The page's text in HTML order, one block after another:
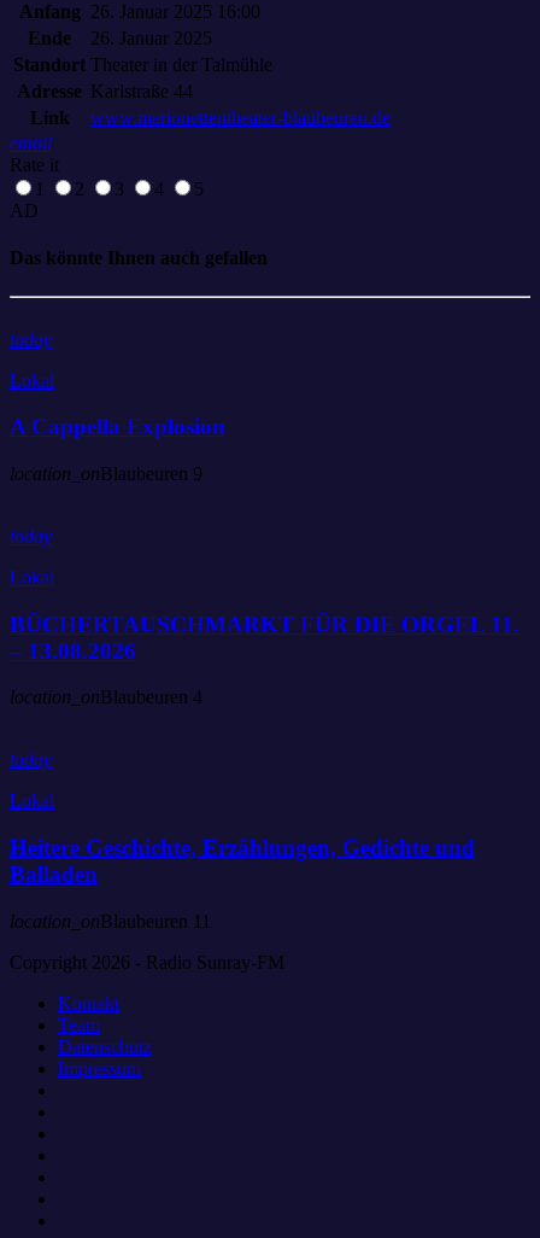
Anfang 26. Januar 2025 16:00
Ende
26. Januar 2025
Standort Theater in der Talmühle
Adresse Karlstraße 44
Link
www.marionettentheater-blaubeuren.de
email
Rate it
1
2 3 4
5
AD
Das könnte Ihnen auch gefallen
today
Lokal
A Cappella Explosion
location_onBlaubeuren 9
today
Lokal
BÜCHERTAUSCHMARKT FÜR DIE ORGEL 11.
– 13.08.2026
location_on Blaubeuren 4
today
Lokal
Heitere Geschichte, Erzählungen, Gedichte und
Balladen
location_onBlaubeuren 11
Copyright 2026 - Radio Sunray-FM
Kontakt
Team
Datenschutz
Impressum